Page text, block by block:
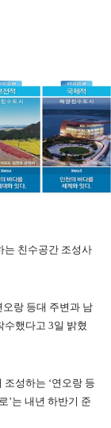
는 친수공간 조성사
랑 등대 주변과 남
수했다고 3일 밝혔
성하는 ‘연오랑 등
’는 내년 하반기 준